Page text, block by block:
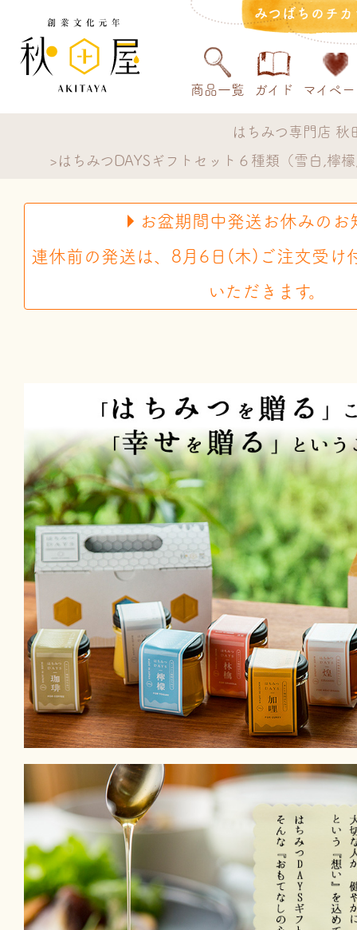
みつばちのチ
商品一覧 ガイド マイペ
はちみつ専門店 秋
はちみつDAYSギフトセット６種類（雪白,檸
お盆期間中発送お休みのお
連休前の発送は、8月6日(木)ご注文受け
いただきます。